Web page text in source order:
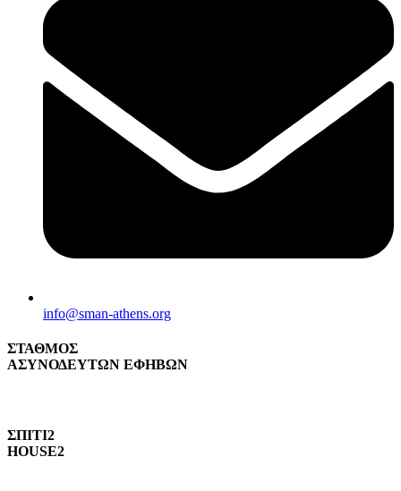
info@sman-athens.org
ΣΤΑΘΜΟΣ
ΑΣΥΝΟΔΕΥΤΩΝ ΕΦΗΒΩΝ
ΣΠΙΤΙ2
HOUSE2